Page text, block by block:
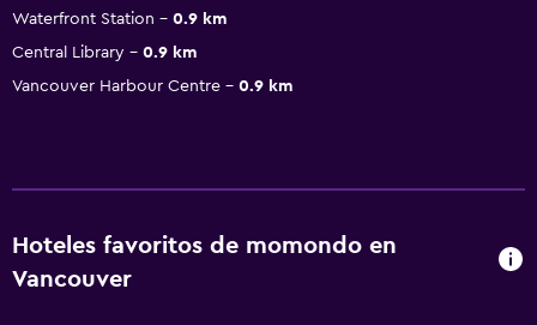
Waterfront Station
0.9 km
Central Library
0.9 km
Vancouver Harbour Centre
0.9 km
Hoteles favoritos de momondo en
Vancouver